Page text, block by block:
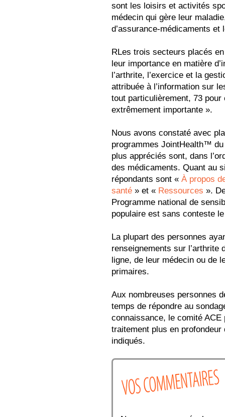
sont les loisirs et activités
médecin qui gère leur
d’assurance-médicaments et
RLes trois secteurs placés
leur importance en matière
l’arthrite, l’exercice et la
attribuée à l’information sur
tout particulièrement, 73 pour
extrêmement importante ».
Nous avons constaté avec
programmes JointHealth™
plus appréciés sont, dans
des médicaments. Quant au
répondants sont « À propos
santé » et « Ressources ».
Programme national de
populaire est sans conteste
La plupart des personnes
renseignements sur l’arthrite
ligne, de leur médecin ou de
primaires.
Aux nombreuses personnes
temps de répondre au
connaissance, le comité
traitement plus en
indiqués.